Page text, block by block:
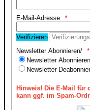
E-Mail-Adresse
Verifizieren
Newsletter Abonnieren/
Newsletter Abonnieren
Newsletter
Hinweis! Die E-Mail für
kann ggf. im Spam-